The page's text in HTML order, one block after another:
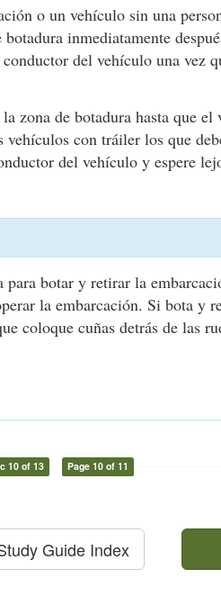
o un vehículo sin una
inmediatamente
del vehículo una vez
zona de botadura hasta que el
vehículos con tráiler los que
del vehículo y espere
para botar y retirar la
la embarcación. Si bota y
coloque cuñas detrás de las
10 of 13 Page 10 of 11
Guide Index